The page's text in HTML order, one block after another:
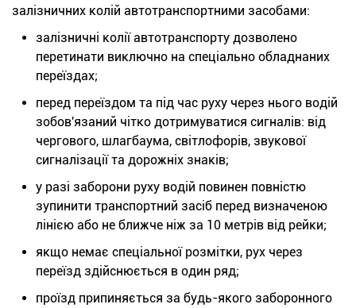
залізничних колій автотранспортними засобами:
залізничні колії автотранспорту дозволено
перетинати виключно на спеціально обладнаних
переїздах;
перед переїздом та під час руху через нього водій
зобов'язаний чітко дотримуватися сигналів: від
чергового, шлагбаума, світлофорів, звукової
сигналізації та дорожніх знаків;
у разі заборони руху водій повинен повністю
зупинити транспортний засіб перед визначеною
лінією або не ближче ніж за 10 метрів від рейки;
якщо немає спеціальної розмітки, рух через
переїзд здійснюється в один ряд;
проїзд припиняється за будь-якого заборонного